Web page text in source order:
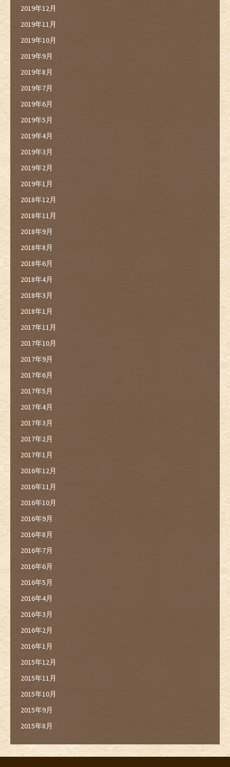
2019年12月
2019年11月
2019年10月
2019年9月
2019年8月
2019年7月
2019年6月
2019年5月
2019年4月
2019年3月
2019年2月
2019年1月
2018年12月
2018年11月
2018年9月
2018年8月
2018年6月
2018年4月
2018年3月
2018年1月
2017年11月
2017年10月
2017年9月
2017年6月
2017年5月
2017年4月
2017年3月
2017年2月
2017年1月
2016年12月
2016年11月
2016年10月
2016年9月
2016年8月
2016年7月
2016年6月
2016年5月
2016年4月
2016年3月
2016年2月
2016年1月
2015年12月
2015年11月
2015年10月
2015年9月
2015年8月